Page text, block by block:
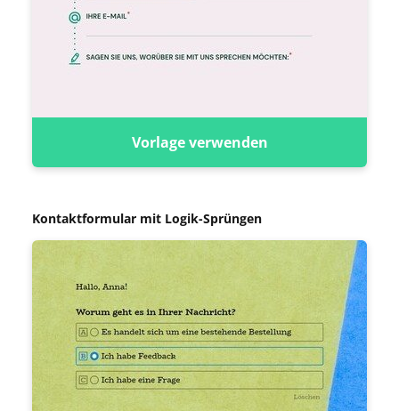
Vorlage verwenden
Kontaktformular mit Logik-Sprüngen